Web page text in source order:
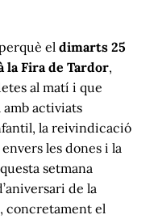
el dimarts 25
la Fira de Tardor,
al matí i que
amb activiats
la reivindicació
les dones i la
setmana
de la
concretament el